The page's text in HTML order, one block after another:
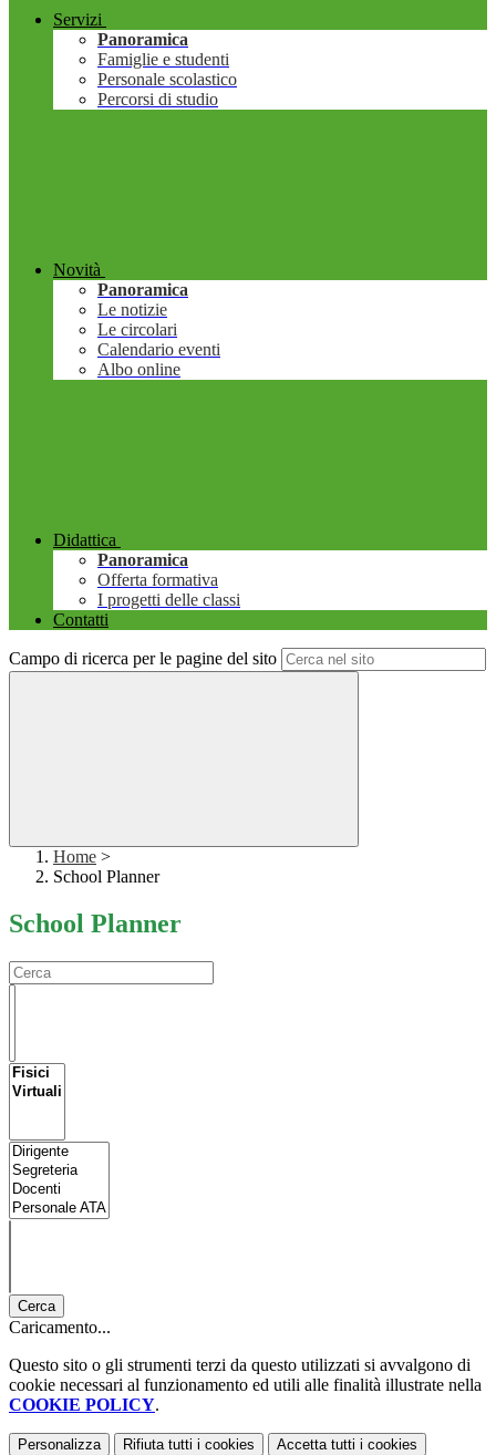
Servizi
Panoramica
Famiglie e studenti
Personale scolastico
Percorsi di studio
Novità
Panoramica
Le notizie
Le circolari
Calendario eventi
Albo online
Didattica
Panoramica
Offerta formativa
I progetti delle classi
Contatti
Campo di ricerca per le pagine del sito
Home >
School Planner
School Planner
Cerca
Caricamento...
Questo sito o gli strumenti terzi da questo utilizzati si avvalgono di
cookie necessari al funzionamento ed utili alle finalità illustrate nella
COOKIE POLICY.
Personalizza Rifiuta tutti i cookies Accetta tutti i cookies